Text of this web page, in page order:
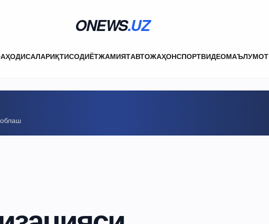
ONEWS.UZ
ҲОДИСАЛАРИҚТИСОДИЁТЖАМИЯТАВТОЖАҲОНСПОРТВИДЕОМАЪЛУМОТ